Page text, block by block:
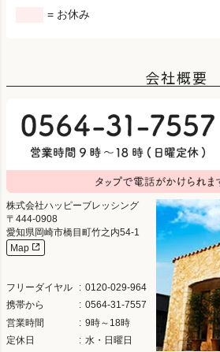
= お休み
会社概要
株式会社ハッピーブレッシング
444-0908
愛知県岡崎市橋目町竹之内54-1
Map
フリーダイヤル
0120-029-964
携帯から
0564-31-7557
営業時間
9時～18時
定休日
水・日曜日